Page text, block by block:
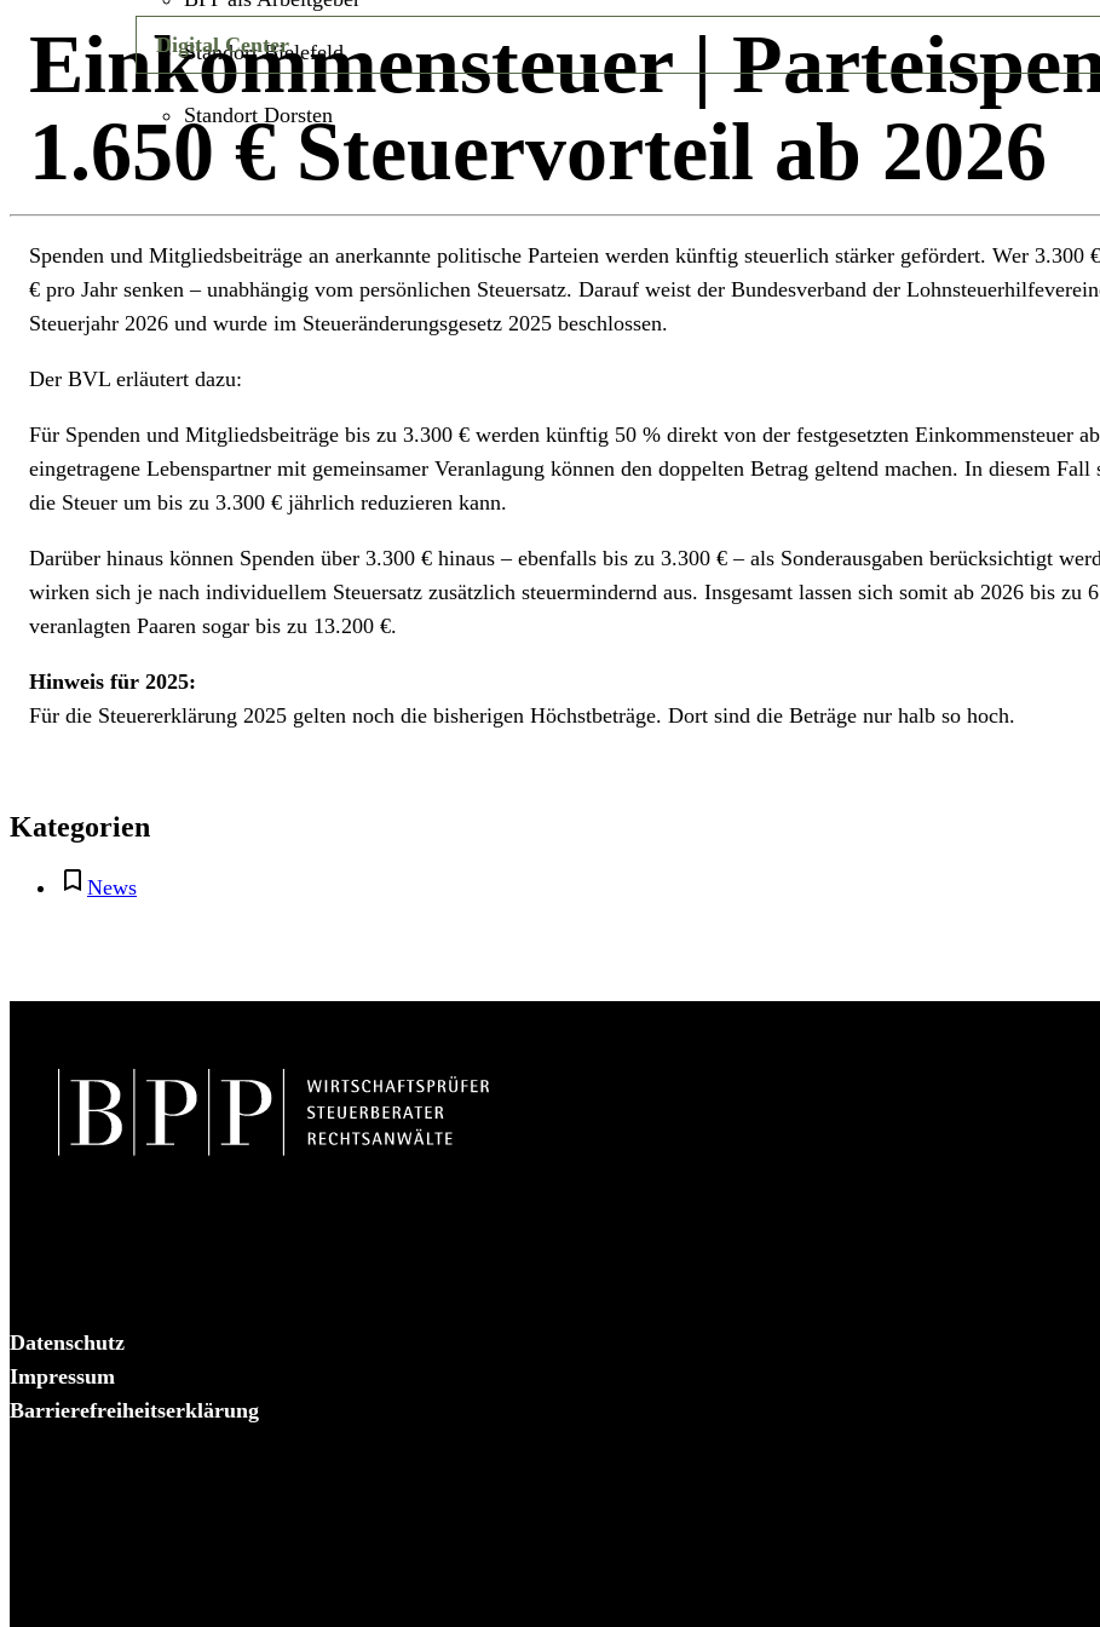
Standort Bielefeld
Standort Dorsten
Digital Center
Einkommensteuer|
1.650 € Steuervorteil ab 2026
Spenden und Mitgliedsbeiträge an anerkannte politische Parteien werden künftig steuerlich stärker gefördert. Wer 3.300
€ pro Jahr senken – unabhängig vom persönlichen Steuersatz. Darauf weist der Bundesverband der
Steuerjahr 2026 und wurde im Steueränderungsgesetz 2025 beschlossen.
Der BVL erläutert dazu:
Für Spenden und Mitgliedsbeiträge bis zu 3.300 € werden künftig 50 % direkt von der festgesetzten Einkommensteuer
eingetragene Lebenspartner mit gemeinsamer Veranlagung können den doppelten Betrag geltend machen. In diesem
die Steuer um bis zu 3.300 € jährlich reduzieren kann.
Darüber hinaus können Spenden über 3.300 € hinaus – ebenfalls bis zu 3.300 € – als Sonderausgaben berücksichtigt
wirken sich je nach individuellem Steuersatz zusätzlich steuermindernd aus. Insgesamt lassen sich somit ab 2026 bis zu
veranlagten Paaren sogar bis zu 13.200 €.
Hinweis für 2025:
Für die Steuererklärung 2025 gelten noch die bisherigen Höchstbeträge. Dort sind die Beträge nur halb so hoch.
Kategorien
News
Datenschutz
Impressum
Barrierefreiheitserklärung